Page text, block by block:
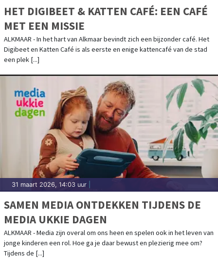
HET DIGIBEET & KATTEN CAFÉ: EEN CAFÉ
MET EEN MISSIE
ALKMAAR - In het hart van Alkmaar bevindt zich een bijzonder café. Het
Digibeet en Katten Café is als eerste en enige kattencafé van de stad
een plek [...]
31 maart 2026, 14:03 uur
SAMEN MEDIA ONTDEKKEN TIJDENS DE
MEDIA UKKIE DAGEN
ALKMAAR - Media zijn overal om ons heen en spelen ook in het leven van
jonge kinderen een rol. Hoe ga je daar bewust en plezierig mee om?
Tijdens de [...]